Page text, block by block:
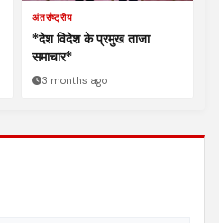
अंतर्राष्ट्रीय
*देश विदेश के प्रमुख ताजा
समाचार*
3 months ago